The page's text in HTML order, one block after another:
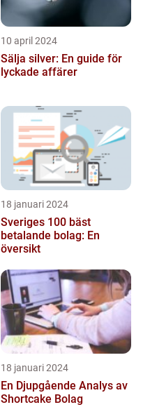
10 april 2024
Sälja silver: En guide för
lyckade affärer
18 januari 2024
Sveriges 100 bäst
betalande bolag: En
översikt
18 januari 2024
En Djupgående Analys av
Shortcake Bolag